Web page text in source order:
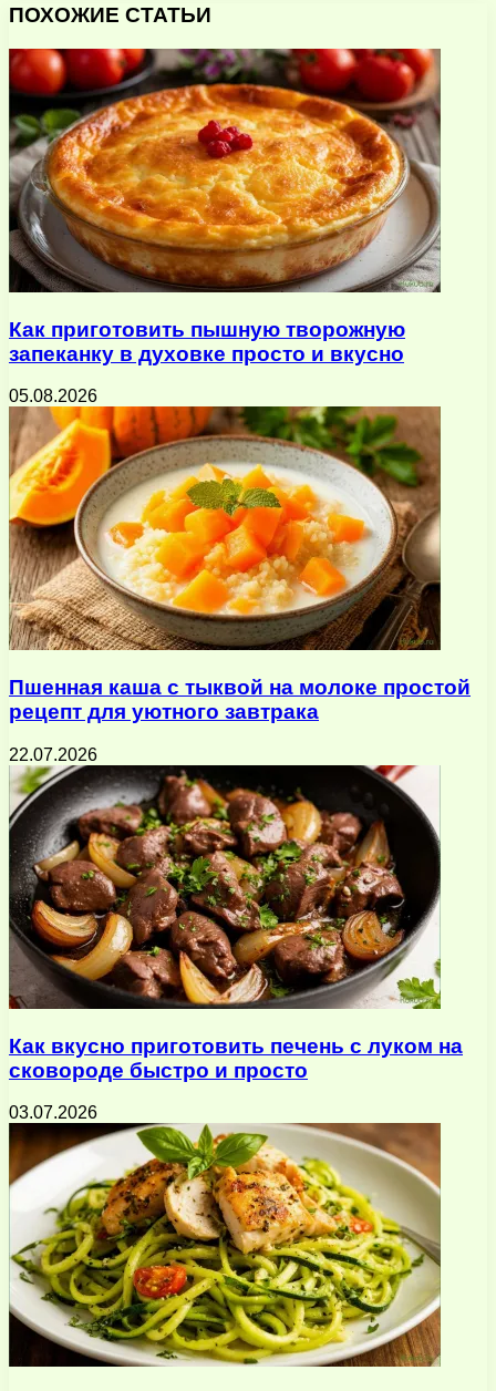
через
почту
ПОХОЖИЕ СТАТЬИ
Как приготовить пышную творожную
запеканку в духовке просто и вкусно
05.08.2026
Пшенная каша с тыквой на молоке простой
рецепт для уютного завтрака
22.07.2026
Как вкусно приготовить печень с луком на
сковороде быстро и просто
03.07.2026